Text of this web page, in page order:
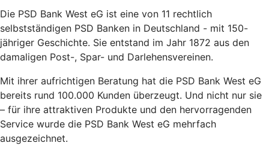
Die PSD Bank West eG ist eine von 11 rechtlich
selbstständigen PSD Banken in Deutschland - mit 150-
jähriger Geschichte. Sie entstand im Jahr 1872 aus den
damaligen Post-, Spar- und Darlehensvereinen.
Mit ihrer aufrichtigen Beratung hat die PSD Bank West eG
bereits rund 100.000 Kunden überzeugt. Und nicht nur sie
– für ihre attraktiven Produkte und den hervorragenden
Service wurde die PSD Bank West eG mehrfach
ausgezeichnet.